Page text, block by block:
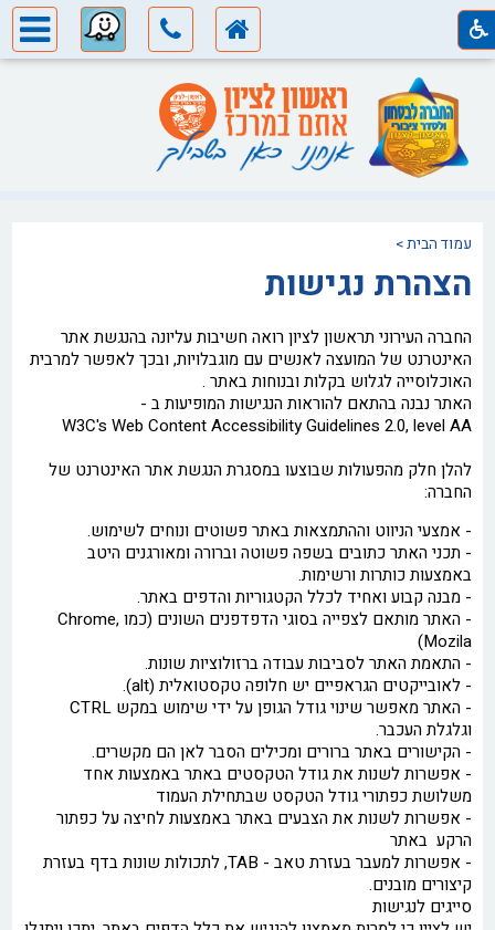
עמוד הבית>
הצהרת נגישות
החברה העירוני תראשון לציון רואה חשיבות עליונה בהנגשת אתר
האינטרנט של המועצה לאנשים עם מוגבלויות, ובכך לאפשר למרבית
האוכלוסייה לגלוש בקלות ובנוחות באתר .
האתר נבנה בהתאם להוראות הנגישות המופיעות ב -
W3C's Web Content Accessibility Guidelines 2.0, level AA
להלן חלק מהפעולות שבוצעו במסגרת הנגשת אתר האינטרנט של
החברה:
- אמצעי הניווט וההתמצאות באתר פשוטים ונוחים לשימוש.
- תכני האתר כתובים בשפה פשוטה וברורה ומאורגנים היטב
באמצעות כותרות ורשימות.
- מבנה קבוע ואחיד לכלל הקטגוריות והדפים באתר.
- האתר מותאם לצפייה בסוגי הדפדפנים השונים (כמו Chrome,
Mozila)
- התאמת האתר לסביבות עבודה ברזולוציות שונות.
- לאובייקטים הגראפיים יש חלופה טקסטואלית (alt).
- האתר מאפשר שינוי גודל הגופן על ידי שימוש במקש CTRL
וגלגלת העכבר.
- הקישורים באתר ברורים ומכילים הסבר לאן הם מקשרים.
- אפשרות לשנות את גודל הטקסטים באתר באמצעות אחד
משלושת כפתורי גודל הטקסט שבתחילת העמוד
- אפשרות לשנות את הצבעים באתר באמצעות לחיצה על כפתור
הרקע באתר
- אפשרות למעבר בעזרת טאב - TAB, לתכולות שונות בדף בעזרת
קיצורים מובנים.
סייגים לנגישות